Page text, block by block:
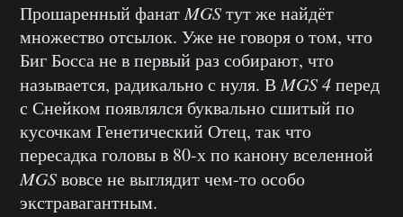
Прошаренный фанатMGSтут же найдёт
множество отсылок. Уже не говоря о том, что
Биг Босса не в первый раз собирают, что
называется, радикально с нуля. ВMGS 4перед
с Снейком появлялся буквально сшитый по
кусочкам Генетический Отец, так что
пересадка головы в 80-х по канону вселенной
MGSвовсе не выглядит чем-то особо
экстравагантным.